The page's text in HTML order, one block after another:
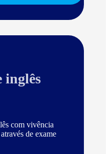
inglês
com vivência
de exame